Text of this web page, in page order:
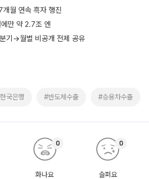
월 연속 흑자 행진
만 약 2.7조 엔
기→월별 비공개 전제 공유
국은행 #반도체수출 #승용차수출
화나요
0
슬퍼요
0